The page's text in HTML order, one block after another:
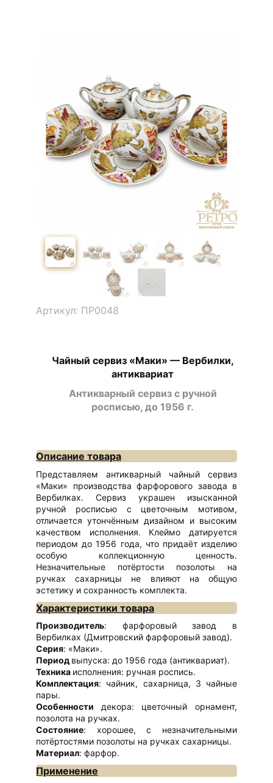
Чайный сервиз «Маки» — Вербилки,
антиквариат
Антикварный сервиз с ручной
росписью, до 1956 г.
Описание товара
Представляем антикварный чайный сервиз
«Маки» производства фарфорового завода в
Вербилках. Сервиз украшен изысканной
ручной росписью с цветочным мотивом,
отличается утончённым дизайном и высоким
качеством исполнения. Клеймо датируется
периодом до 1956 года, что придаёт изделию
особую коллекционную ценность.
Незначительные потёртости позолоты на
ручках сахарницы не влияют на общую
эстетику и сохранность комплекта.
Характеристики товара
Производитель: фарфоровый завод в
Вербилках (Дмитровский фарфоровый завод).
Серия: «Маки».
Период выпуска: до 1956 года (антиквариат).
Техника исполнения: ручная роспись.
Комплектация: чайник, сахарница, 3 чайные
пары.
Особенности декора: цветочный орнамент,
позолота на ручках.
Состояние: хорошее, с незначительными
потёртостями позолоты на ручках сахарницы.
Материал: фарфор.
Применение
Артикул: ПР0048